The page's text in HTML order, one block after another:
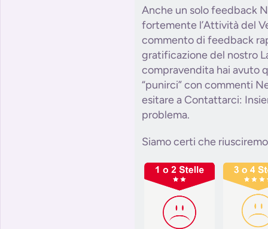
Anche un solo feedback
fortemente l’Attività del
commento di feedback
gratificazione del nostro
compravendita hai avuto
“punirci” con commenti
esitare a Contattarci:
problema.
Siamo certi che